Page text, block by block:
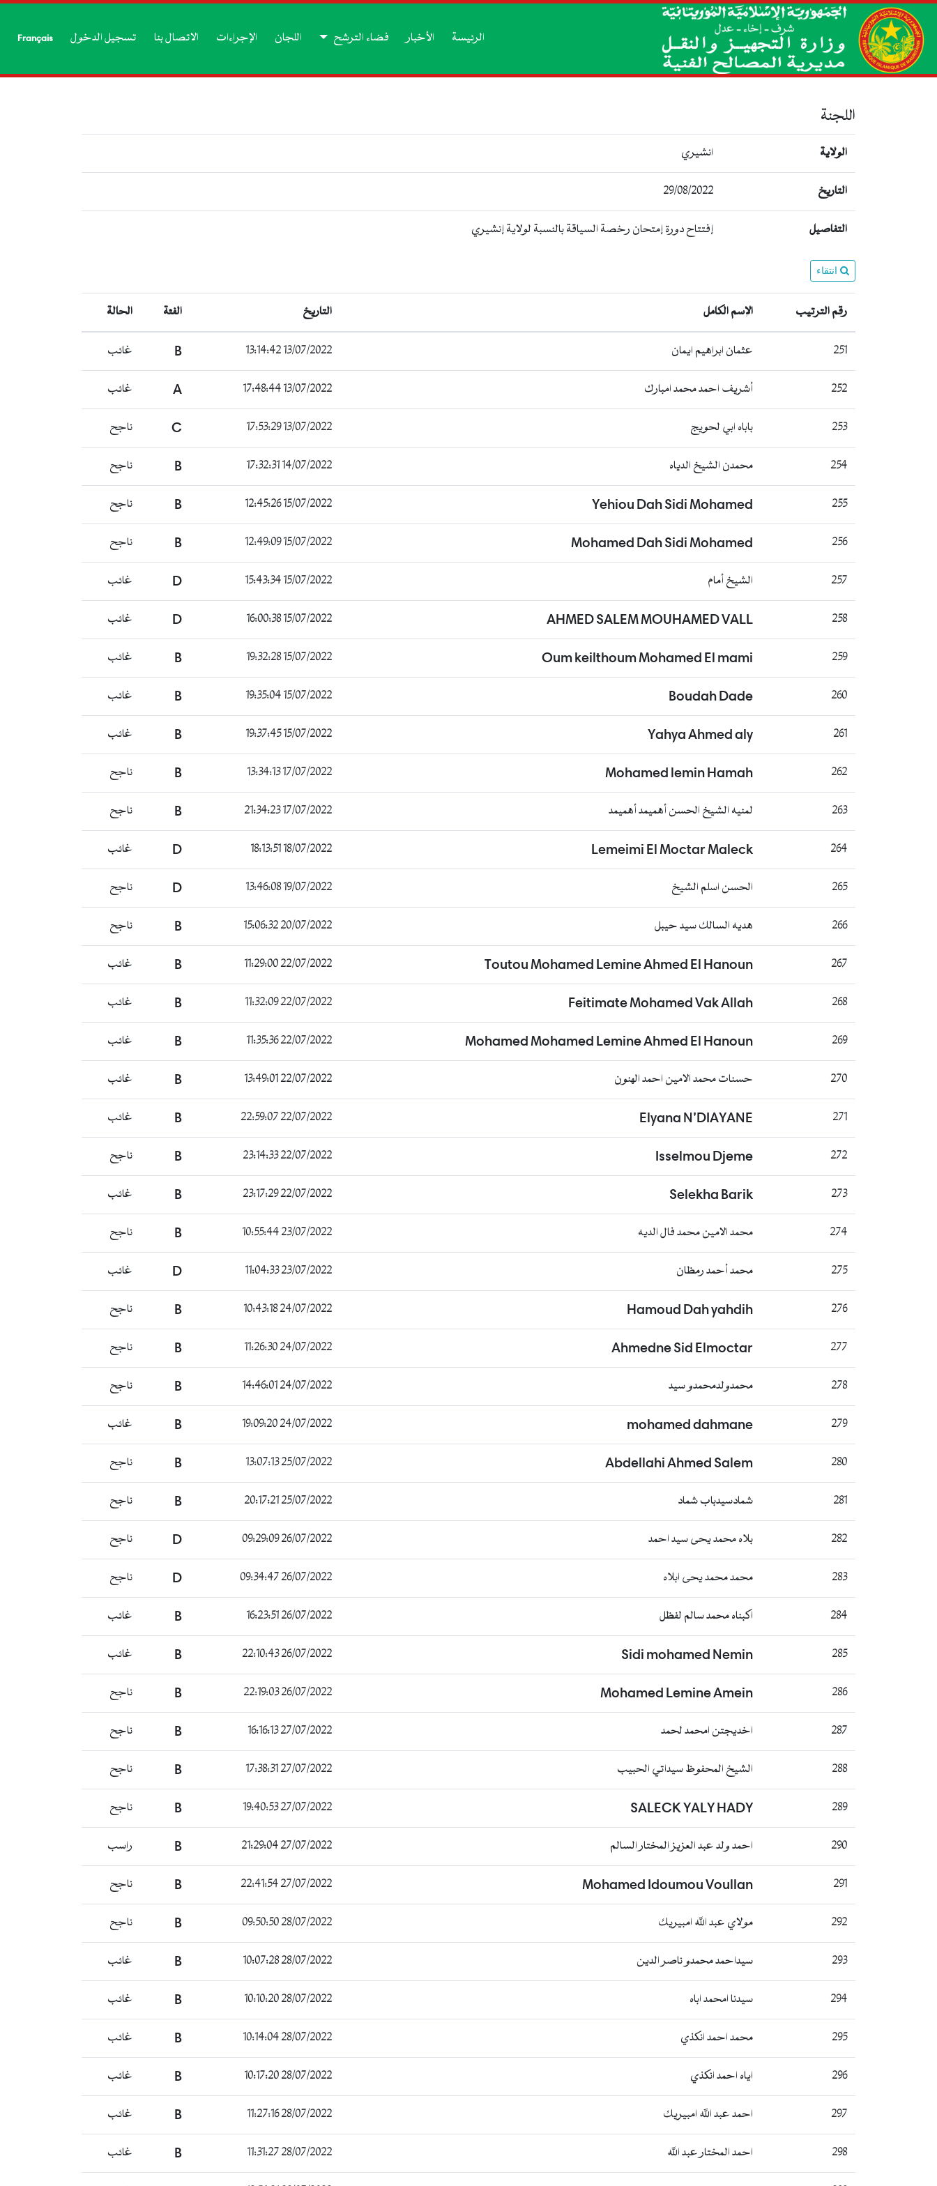
الرئيسة الأخبار فضاء الترشح اللجان الإجراءات الاتصال بنا تسجيل الدخول Français
اللجنة
الولاية انشيري
التاريخ 29/08/2022
التفاصيل إفتتاح دورة إمتحان رخصة السياقة بالنسبة لولاية إنشيري
انتقاء
رقم الترتيب الإسم الكامل التاريخ الفئة الحالة
251 عثمان ابراهيم ايمان 13/07/2022 13:14:42
B غائب
252 أشريف احمد محمد امبارك 13/07/2022 17:48:44
A غائب
253 باباه ابي لحويج 13/07/2022 17:53:29
C ناجح
254 محمدن الشيخ الدياه 14/07/2022 17:32:31
B ناجح
255
Yehiou Dah Sidi Mohamed
15/07/2022 12:45:26
B ناجح
256
Mohamed Dah Sidi Mohamed
15/07/2022 12:49:09
B ناجح
257 الشيخ أمام 15/07/2022 15:43:34
D غائب
258
AHMED SALEM MOUHAMED VALL
15/07/2022 16:00:38
D غائب
259
Oum keilthoum Mohamed El mami
15/07/2022 19:32:28
B غائب
260
Boudah Dade
15/07/2022 19:35:04
B غائب
261
Yahya Ahmed aly
15/07/2022 19:37:45
B غائب
262
Mohamed lemin Hamah
17/07/2022 13:34:13
B ناجح
263 لمنيه الشيخ الحسن أهميمد أهميمد 17/07/2022 21:34:23
B ناجح
264
Lemeimi El Moctar Maleck
18/07/2022 18:13:51
D غائب
265 الحسن اسلم الشيخ 19/07/2022 13:46:08
D ناجح
266 هديه السالك سيد حيبل 20/07/2022 15:06:32
B ناجح
267
Toutou Mohamed Lemine Ahmed El Hanoun
22/07/2022 11:29:00
B غائب
268
Feitimate Mohamed Vak Allah
22/07/2022 11:32:09
B غائب
269
Mohamed Mohamed Lemine Ahmed El Hanoun
22/07/2022 11:35:36
B غائب
270 حسنات محمد الامين احمد الهنون 22/07/2022 13:49:01
B غائب
271
Elyana N’DIAYANE
22/07/2022 22:59:07
B غائب
272
Isselmou Djeme
22/07/2022 23:14:33
B ناجح
273
Selekha Barik
22/07/2022 23:17:29
B غائب
274 محمد الامين محمد فال الديه 23/07/2022 10:55:44
B ناجح
275 محمد أحمد رمظان 23/07/2022 11:04:33
D غائب
276
Hamoud Dah yahdih
24/07/2022 10:43:18
B ناجح
277
Ahmedne Sid Elmoctar
24/07/2022 11:26:30
B ناجح
278 محمدولدمحمدو سيد 24/07/2022 14:46:01
B ناجح
279
mohamed dahmane
24/07/2022 19:09:20
B غائب
280
Abdellahi Ahmed Salem
25/07/2022 13:07:13
B ناجح
281 شمادسيدباب شماد 25/07/2022 20:17:21
B ناجح
282 بلاه محمد يحى سيد احمد 26/07/2022 09:29:09
D ناجح
283 محمد محمد يحى ابلاه 26/07/2022 09:34:47
D ناجح
284 اكبناه محمد سالم لفظل 26/07/2022 16:23:51
B غائب
285
Sidi mohamed Nemin
26/07/2022 22:10:43
B غائب
286
Mohamed Lemine Amein
26/07/2022 22:19:03
B ناجح
287 اخديجتن امحمد لحمد 27/07/2022 16:16:13
B ناجح
288 الشيخ المحفوظ سيداتي الحبيب 27/07/2022 17:38:31
B ناجح
289
SALECK YALY HADY
27/07/2022 19:40:53
B ناجح
290 احمد ولد عبد العزيز المختار السالم 27/07/2022 21:29:04
B راسب
291
Mohamed Idoumou Voullan
27/07/2022 22:41:54
B ناجح
292 مولاي عبد الله امبيريك 28/07/2022 09:50:50
B ناجح
293 سيداحمد محمدو ناصر الدين 28/07/2022 10:07:28
B غائب
294 سيدنا امحمد اباه 28/07/2022 10:10:20
B غائب
295 محمد احمد انكذي 28/07/2022 10:14:04
B غائب
296 اياه احمد انكذي 28/07/2022 10:17:20
B غائب
297 احمد عبد الله امبيريك 28/07/2022 11:27:16
B غائب
298 احمد المختار عبد الله 28/07/2022 11:31:27
B غائب